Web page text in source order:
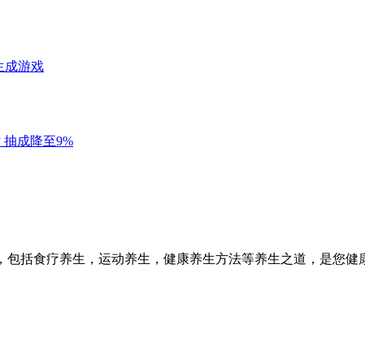
括食疗养生，运动养生，健康养生方法等养生之道，是您健